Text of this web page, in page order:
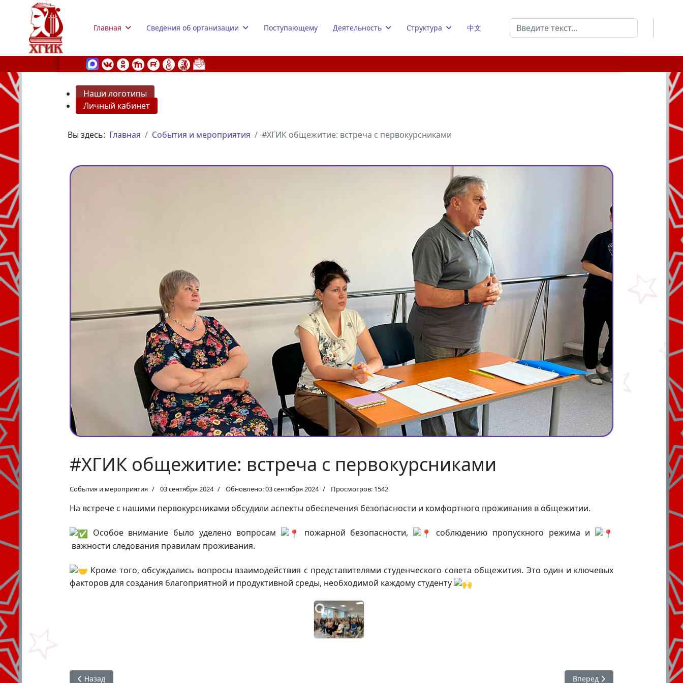
Главная Сведения об организации Поступающему Деятельность Структура 中文
Поиск
Наши логотипы
Личный кабинет
Вы здесь: Главная События и мероприятия #ХГИК общежитие: встреча с первокурсниками
#ХГИК общежитие: встреча с первокурсниками
События и мероприятия 03 сентября 2024 Обновлено: 03 сентября 2024 Просмотров: 1542
На встрече с нашими первокурсниками обсудили аспекты обеспечения безопасности и комфортного проживания в общежитии.
Особое внимание было уделено вопросам пожарной безопасности,
соблюдению пропускного режима и
важности следования правилам проживания.
Кроме того, обсуждались вопросы взаимодействия с представителями студенческого совета общежития. Это один и ключевых
факторов для создания благоприятной и продуктивной среды, необходимой каждому студенту
Предыдущий: #ХГИК студентам 3-4 курсов: повышенная государственная академическая стипендия
Назад Следующий: #ХГИК с 1
Вперед